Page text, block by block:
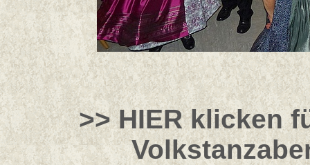
>> HIER klicken